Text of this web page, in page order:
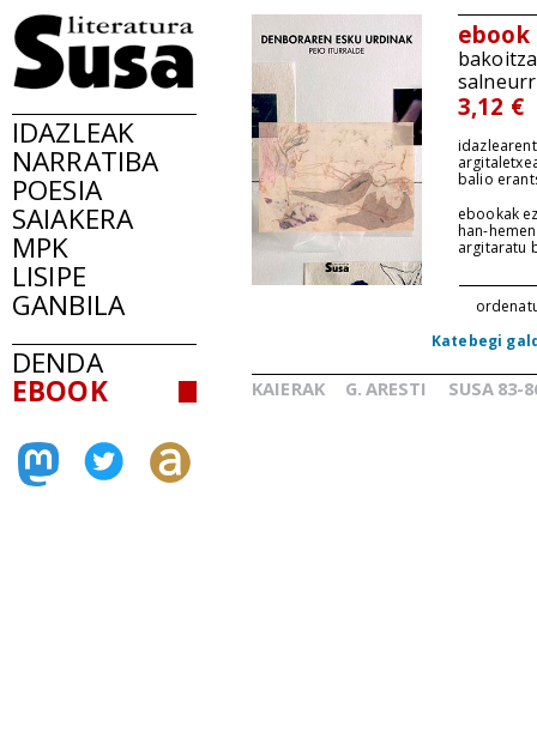
IDAZLEAK
NARRATIBA
POESIA
SAIAKERA
MPK
LISIPE
GANBILA
DENDA
EBOOK
ebook
3,12 €
balio
ebookak
han-
argitaratu
Katebegi
KAIERAK G. ARESTI SUSA 83-